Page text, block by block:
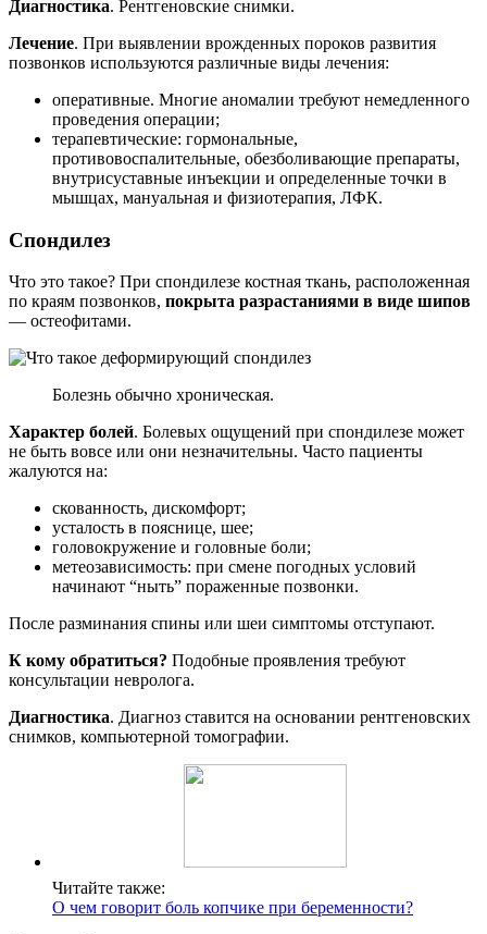
Диагностика. Рентгеновские снимки.
Лечение. При выявлении врожденных пороков развития
позвонков используются различные виды лечения:
оперативные. Многие аномалии требуют немедленного
проведения операции;
терапевтические: гормональные,
противовоспалительные, обезболивающие препараты,
внутрисуставные инъекции и определенные точки в
мышцах, мануальная и физиотерапия, ЛФК.
Спондилез
Что это такое? При спондилезе костная ткань, расположенная
по краям позвонков, покрыта разрастаниями в виде шипов
— остеофитами.
Болезнь обычно хроническая.
Характер болей. Болевых ощущений при спондилезе может
не быть вовсе или они незначительны. Часто пациенты
жалуются на:
скованность, дискомфорт;
усталость в пояснице, шее;
головокружение и головные боли;
метеозависимость: при смене погодных условий
начинают “ныть” пораженные позвонки.
После разминания спины или шеи симптомы отступают.
К кому обратиться? Подобные проявления требуют
консультации невролога.
Диагностика. Диагноз ставится на основании рентгеновских
снимков, компьютерной томографии.
Читайте также:
О чем говорит боль копчике при беременности?